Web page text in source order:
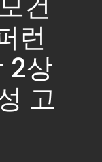
런
2상
고